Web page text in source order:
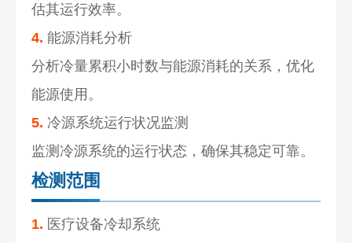
估其运行效率。
4. 能源消耗分析
分析冷量累积小时数与能源消耗的关系，优化
能源使用。
5. 冷源系统运行状况监测
监测冷源系统的运行状态，确保其稳定可靠。
检测范围
1. 医疗设备冷却系统